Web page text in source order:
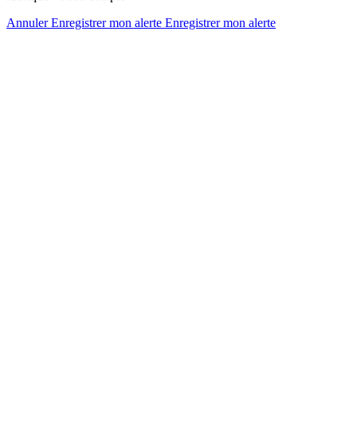
AnnulerEnregistrer mon alerte Enregistrermon alerte